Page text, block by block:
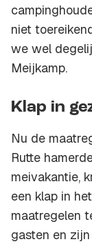
niet
we wel
Meijkamp.
Klap in
Nu de
Rutte
meivakantie,
een klap in
maatregelen
gasten en